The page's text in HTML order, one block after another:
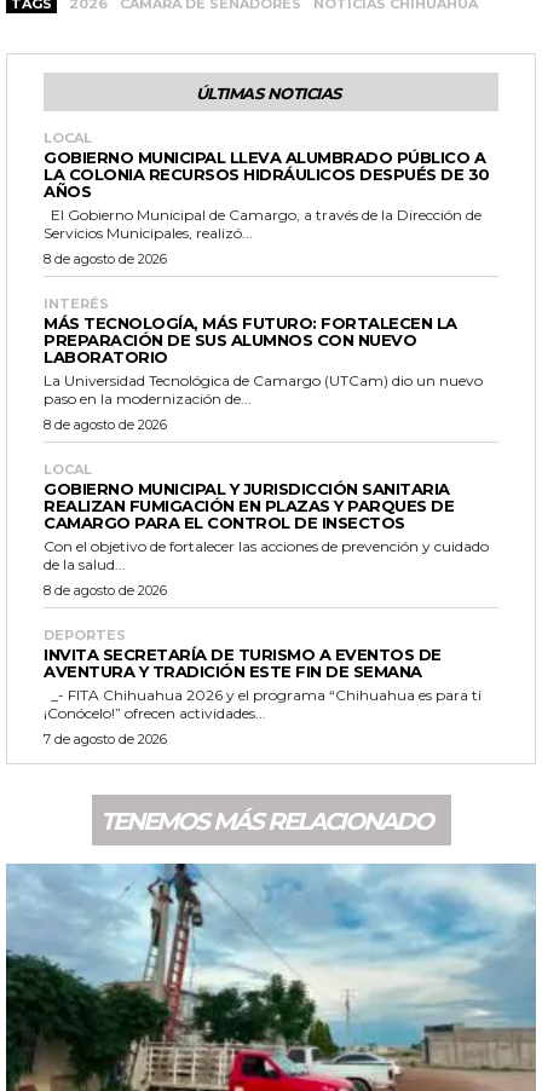
ÚLTIMAS NOTICIAS
LOCAL
GOBIERNO MUNICIPAL LLEVA ALUMBRADO PÚBLICO A
LA COLONIA RECURSOS HIDRÁULICOS DESPUÉS DE 30
AÑOS
Servicios Municipales, realizó...
8 de agosto de 2026
INTERÉS
MÁS TECNOLOGÍA, MÁS FUTURO: FORTALECEN LA
PREPARACIÓN DE SUS ALUMNOS CON NUEVO
LABORATORIO
La Universidad Tecnológica de Camargo (UTCam) dio un nuevo
paso en la modernización de...
8 de agosto de 2026
LOCAL
GOBIERNO MUNICIPAL Y JURISDICCIÓN SANITARIA
REALIZAN FUMIGACIÓN EN PLAZAS Y PARQUES DE
CAMARGO PARA EL CONTROL DE INSECTOS
Con el objetivo de fortalecer las acciones de prevención y cuidado
de la salud...
8 de agosto de 2026
DEPORTES
INVITA SECRETARÍA DE TURISMO A EVENTOS DE
AVENTURA Y TRADICIÓN ESTE FIN DE SEMANA
¡Conócelo!” ofrecen actividades...
7 de agosto de 2026
TENEMOS MÁS RELACIONADO